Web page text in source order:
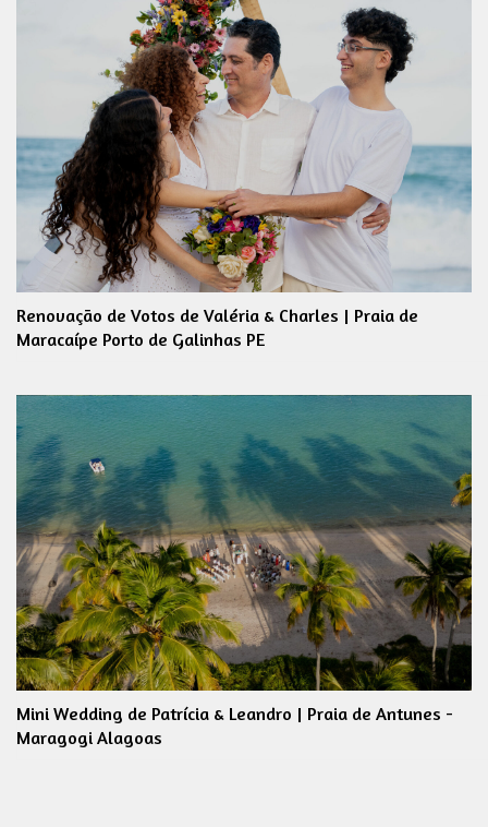
Renovação de Votos de Valéria & Charles | Praia de
Maracaípe Porto de Galinhas PE
Mini Wedding de Patrícia & Leandro | Praia de Antunes -
Maragogi Alagoas